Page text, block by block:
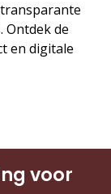
Ontdek de
en digitale
voor